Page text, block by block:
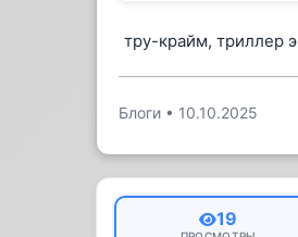
тру-крайм, триллер
Блоги • 10.10.2025
19